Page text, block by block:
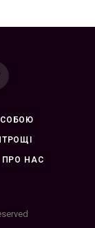
ПРО НАС